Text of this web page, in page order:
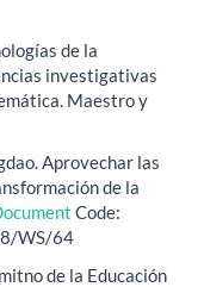
de la
investigativas
Maestro y
Aprovechar las
de la
Code:
WS/64
de la Educación